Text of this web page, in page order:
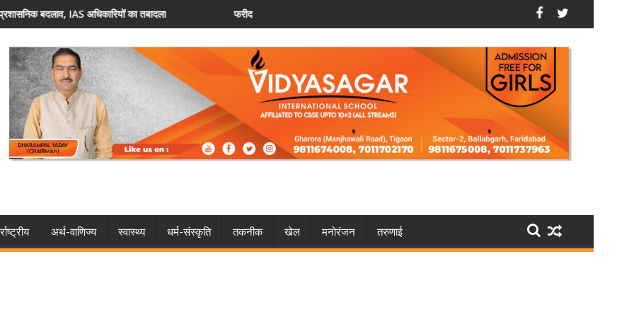
तबादला फरीदाबाद: वोटर लिस्ट में नाम नहीं है? 30 अगस्त तक करें आवेदन फरीदाबाद: सेक्सटॉर्शन गैंग का भंडाफोड़, वीडियो कॉल से करते थे ब्लैकमेल,
अर्थ-वाणिज्य स्वास्थ्य धर्म-संस्कृति तकनीक खेल मनोरंजन तरुणाई